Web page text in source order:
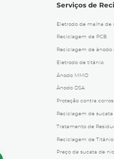
Serviços de
Eletrodo de malha de
Reciclagem de PCB
Reciclagem de ânodo
Eletrodo de titânio
Ânodo MMO
Ânodo DSA
Proteção contra
Reciclagem de sucata
Tratamento de
Reciclagem de Titânio
Preço da sucata de